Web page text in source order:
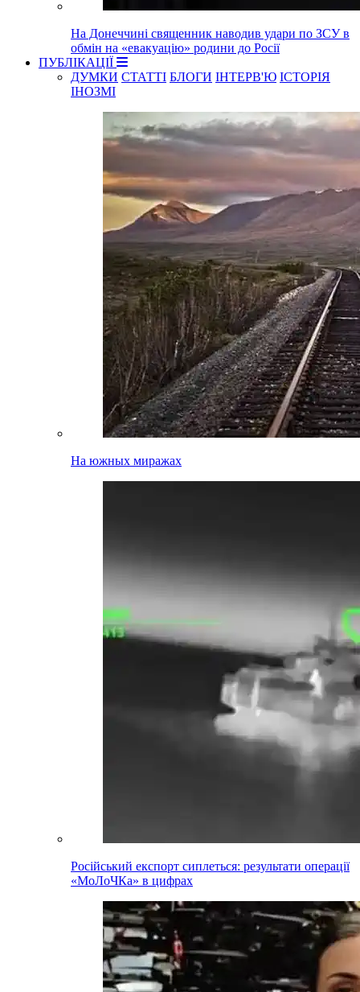
На Донеччині священник наводив удари по ЗСУ в
обмін на «евакуацію» родини до Росії
ПУБЛІКАЦІЇ
ДУМКИ СТАТТІ БЛОГИ ІНТЕРВ'Ю ІСТОРІЯ
ІНОЗМІ
На южных миражах
Російський експорт сиплеться: результати операції
«МоЛоЧКа» в цифрах